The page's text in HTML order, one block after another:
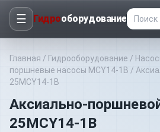
☰ Гидрооборудование
Главная / Гидрооборудование /
поршневые насосы МCY14-1B /
25MCY14-1B
Аксиально-
25MCY14-1B